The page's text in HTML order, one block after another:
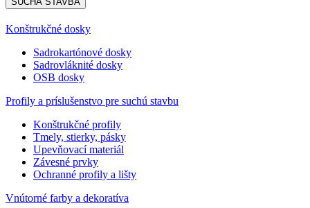
Konštrukčné dosky
Sadrokartónové dosky
Sadrovláknité dosky
OSB dosky
Profily a príslušenstvo pre suchú stavbu
Konštrukčné profily
Tmely, stierky, pásky
Upevňovací materiál
Závesné prvky
Ochranné profily a lišty
Vnútorné farby a dekoratíva